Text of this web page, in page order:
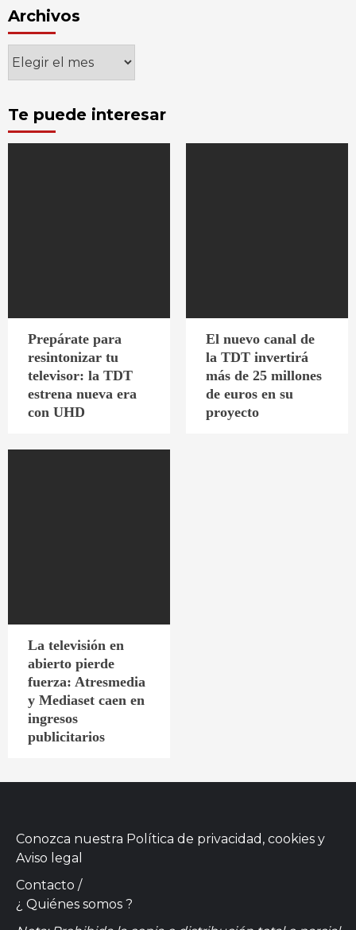
Archivos
Te puede interesar
Prepárate para
resintonizar tu
televisor: la TDT
estrena nueva era
con UHD
El nuevo canal de
la TDT invertirá
más de 25 millones
de euros en su
proyecto
La televisión en
abierto pierde
fuerza: Atresmedia
y Mediaset caen en
ingresos
publicitarios
Conozca nuestra Política de privacidad, cookies y
Aviso legal
Contacto /
¿ Quiénes somos ?